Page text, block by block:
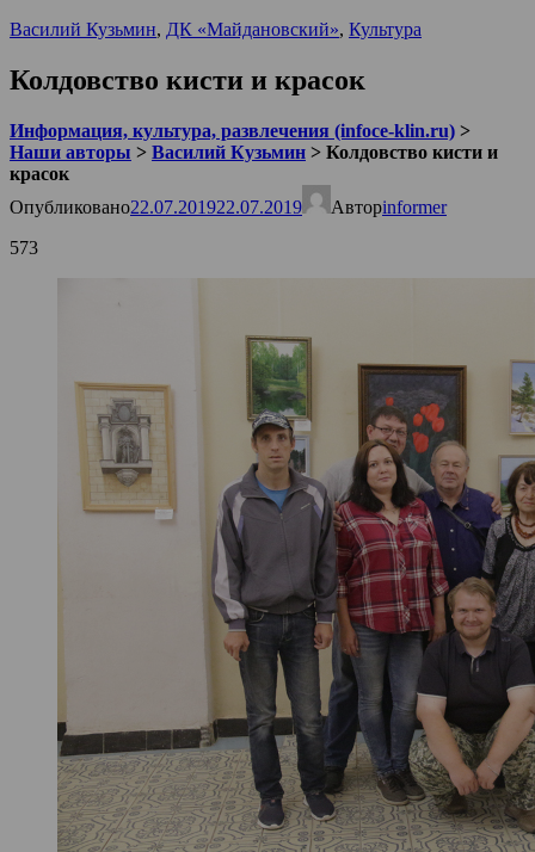
Василий Кузьмин, ДК «Майдановский», Культура
Колдовство кисти и красок
Информация, культура, развлечения (infoce-klin.ru) >
Наши авторы > Василий Кузьмин > Колдовство кисти и
красок
Опубликовано22.07.201922.07.2019 Авторinformer
573